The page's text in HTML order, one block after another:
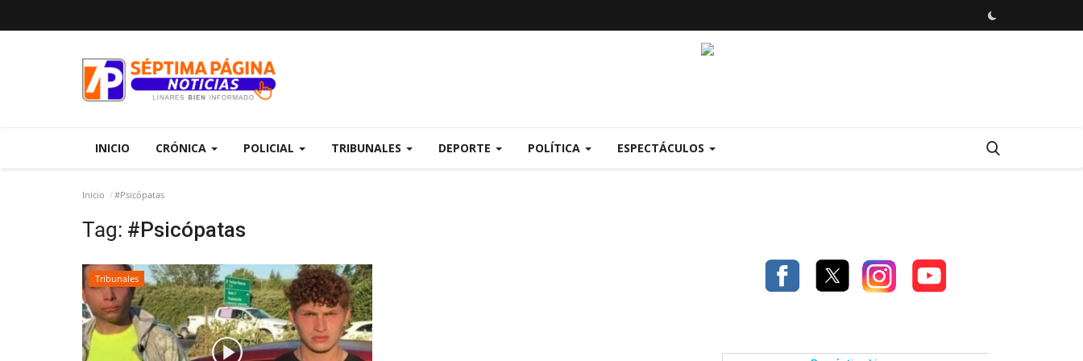
INICIO CRÓNICA POLICIAL TRIBUNALES DEPORTE POLÍTICA ESPECTÁCULOS
Inicio #Psicópatas
Tag: #Psicópatas
Tribunales